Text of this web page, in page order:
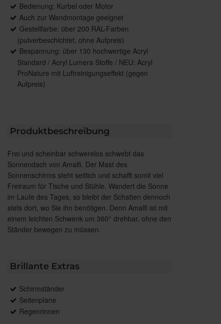
Bedienung: Kurbel oder Motor
Auch zur Wandmontage geeignet
Gestellfarbe: über 200 RAL-Farben
(pulverbeschichtet, ohne Aufpreis)
Bespannung: über 130 hochwertige Acryl
Standard / Acryl Lumera Stoffe / NEU: Acryl
ProNature mit Luftreinigungseffekt (gegen
Aufpreis)
Produktbeschreibung
Frei und scheinbar schwerelos schwebt das
Sonnendach von Amalfi. Der Mast des
Sonnenschirms steht seitlich und schafft somit viel
Freiraum für Tische und Stühle. Wandert die Sonne
im Laufe des Tages, so bleibt der Schatten dennoch
stets dort, wo Sie ihn benötigen. Denn Amalfi ist mit
einem leichten Schwenk um 360° drehbar, ohne den
Ständer bewegen zu müssen.
Brillante Extras
Schirmständer
Seitenplane
Regenrinnen